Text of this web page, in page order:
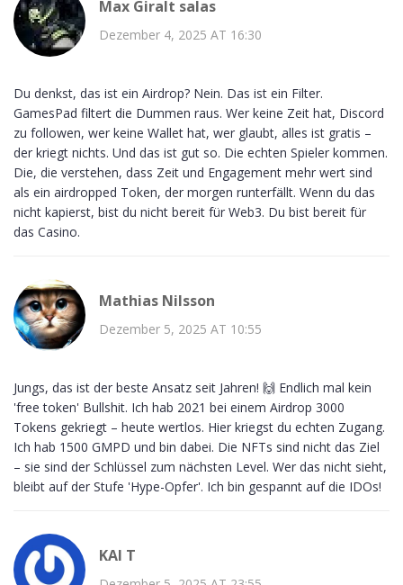
Max Giralt salas
Dezember 4, 2025 AT 16:30
Du denkst, das ist ein Airdrop? Nein. Das ist ein Filter.
GamesPad filtert die Dummen raus. Wer keine Zeit hat, Discord
zu followen, wer keine Wallet hat, wer glaubt, alles ist gratis –
der kriegt nichts. Und das ist gut so. Die echten Spieler kommen.
Die, die verstehen, dass Zeit und Engagement mehr wert sind
als ein airdropped Token, der morgen runterfällt. Wenn du das
nicht kapierst, bist du nicht bereit für Web3. Du bist bereit für
das Casino.
Mathias Nilsson
Dezember 5, 2025 AT 10:55
Jungs, das ist der beste Ansatz seit Jahren! 🙌 Endlich mal kein
'free token' Bullshit. Ich hab 2021 bei einem Airdrop 3000
Tokens gekriegt – heute wertlos. Hier kriegst du echten Zugang.
Ich hab 1500 GMPD und bin dabei. Die NFTs sind nicht das Ziel
– sie sind der Schlüssel zum nächsten Level. Wer das nicht sieht,
bleibt auf der Stufe 'Hype-Opfer'. Ich bin gespannt auf die IDOs!
KAI T